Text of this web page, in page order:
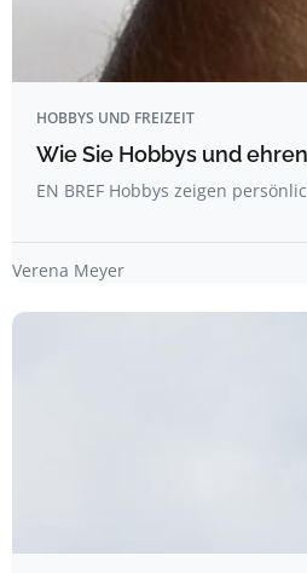
HOBBYS UND FREIZEIT
Wie Sie Hobbys und
EN BREF Hobbys zeigen
Verena Meyer